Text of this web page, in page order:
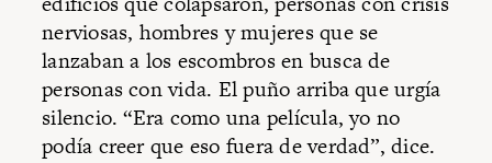
nerviosas, hombres y mujeres que se
lanzaban a los escombros en busca de
personas con vida. El puño arriba que urgía
silencio. “Era como una película, yo no
podía creer que eso fuera de verdad”, dice.